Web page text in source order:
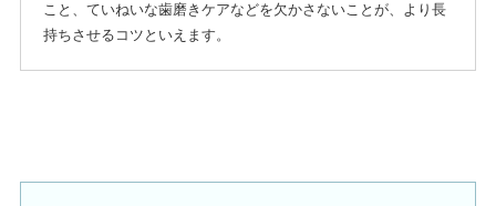
こと、ていねいな歯磨きケアなどを欠かさないことが、より長
持ちさせるコツといえます。